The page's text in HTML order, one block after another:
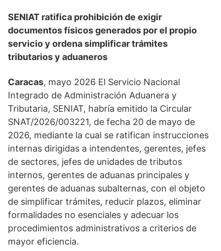
SENIAT ratifica prohibición de exigir
documentos físicos generados por el propio
servicio y ordena simplificar trámites
tributarios y aduaneros
Caracas, mayo 2026 El Servicio Nacional
Integrado de Administración Aduanera y
Tributaria, SENIAT, habría emitido la Circular
SNAT/2026/003221, de fecha 20 de mayo de
2026, mediante la cual se ratifican instrucciones
internas dirigidas a intendentes, gerentes, jefes
de sectores, jefes de unidades de tributos
internos, gerentes de aduanas principales y
gerentes de aduanas subalternas, con el objeto
de simplificar trámites, reducir plazos, eliminar
formalidades no esenciales y adecuar los
procedimientos administrativos a criterios de
mayor eficiencia.